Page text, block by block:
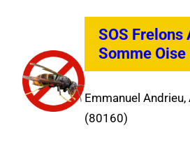
SOS Frelons
Somme Oise
Emmanuel
(80160)